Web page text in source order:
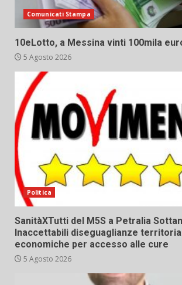
Comunicati Stampa
10eLotto, a Messina vinti 100mila
5 Agosto 2026
Politica
SanitàXTutti del M5S a Petralia
Inaccettabili diseguaglianze
economiche per accesso alle cure
5 Agosto 2026